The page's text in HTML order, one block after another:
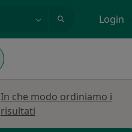
Login
In che modo ordiniamo i
risultati